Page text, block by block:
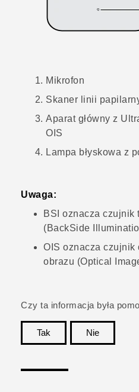
Mikrofon
Skaner linii
Aparat główny z
OIS
Lampa błyskowa z
Uwaga:
BSI oznacza czujnik
(BackSide
OIS oznacza
obrazu (Optical
Czy ta informacja była
Tak
Nie